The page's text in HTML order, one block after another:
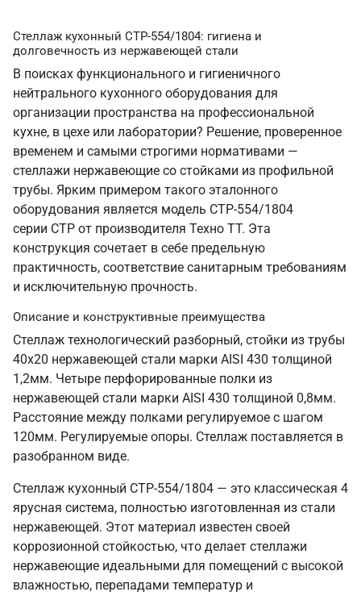
Стеллаж кухонный СТР-554/1804: гигиена и
долговечность из нержавеющей стали
В поисках функционального и гигиеничного
нейтрального кухонного оборудования для
организации пространства на профессиональной
кухне, в цехе или лаборатории? Решение, проверенное
временем и самыми строгими нормативами —
стеллажи нержавеющие со стойками из профильной
трубы. Ярким примером такого эталонного
оборудования является модель СТР-554/1804
серии СТР от производителя Техно ТТ. Эта
конструкция сочетает в себе предельную
практичность, соответствие санитарным требованиям
и исключительную прочность.
Описание и конструктивные преимущества
Стеллаж технологический разборный, стойки из трубы
40х20 нержавеющей стали марки AISI 430 толщиной
1,2мм. Четыре перфорированные полки из
нержавеющей стали марки AISI 430 толщиной 0,8мм.
Расстояние между полками регулируемое с шагом
120мм. Регулируемые опоры. Стеллаж поставляется в
разобранном виде.
Стеллаж кухонный СТР-554/1804 — это классическая 4
ярусная система, полностью изготовленная из стали
нержавеющей. Этот материал известен своей
коррозионной стойкостью, что делает стеллажи
нержавеющие идеальными для помещений с высокой
влажностью, перепадами температур и